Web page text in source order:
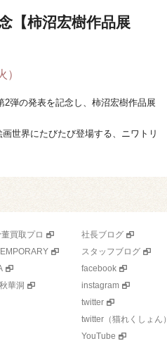
【柿沼宏樹作品展
）
2弾の発表を記念し、柿沼宏樹作品展
世界にたびたび登場する、ニワトリ
買取プロ
華洞
社長ブログ
スタッフブログ
facebook
instagram
twitter
twitter（猫れくしょん）
YouTube